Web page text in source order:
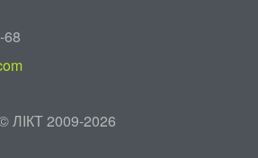
68
ЛІКТ 2009-2026